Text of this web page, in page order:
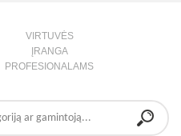
VIRTUVĖS
ĮRANGA
PROFESIONALAMS